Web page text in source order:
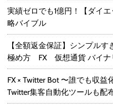
実績ゼロでも1億円！【ダイ
略バイブル
【全額返金保証】シンプル
極め方 FX 仮想通貨 バイナ
FX × Twitter Bot 〜誰でも収益
Twitter集客自動化ツールも配